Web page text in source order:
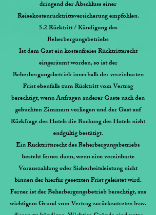
dringend der Abschluss einer
Reisekostenrücktrittsversicherung empfohlen.
5.2 Rücktritt / Kündigung des
Beherbergungsbetriebs
Ist dem Gast ein kostenfreies Rücktrittsrecht
eingeräumt worden, so ist der
Beherbergungsbetrieb innerhalb der vereinbarten
Frist ebenfalls zum Rücktritt vom Vertrag
berechtigt, wenn Anfragen anderer Gäste nach den
gebuchten Zimmern vorliegen und der Gast auf
Rückfrage des Hotels die Buchung des Hotels nicht
endgültig bestätigt.
Ein Rücktrittsrecht des Beherbergungsbetriebs
besteht ferner dann, wenn eine vereinbarte
Vorauszahlung oder Sicherheitsleistung nicht
binnen der hierfür gesetzten Frist geleistet wird.
Ferner ist der Beherbergungsbetrieb berechtigt, aus
wichtigem Grund vom Vertrag zurückzutreten bzw.